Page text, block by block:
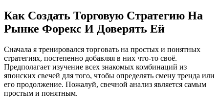
Как Создать Торговую Стратегию На
Рынке Форекс И Доверять Ей
Сначала я тренировался торговать на простых и понятных
стратегиях, постепенно добавляя в них что-то своё.
Предполагает изучение всех знакомых комбинаций из
японских свечей для того, чтобы определять смену тренда или
его продолжение. Пожалуй, свечной анализ является самым
простым и понятным.